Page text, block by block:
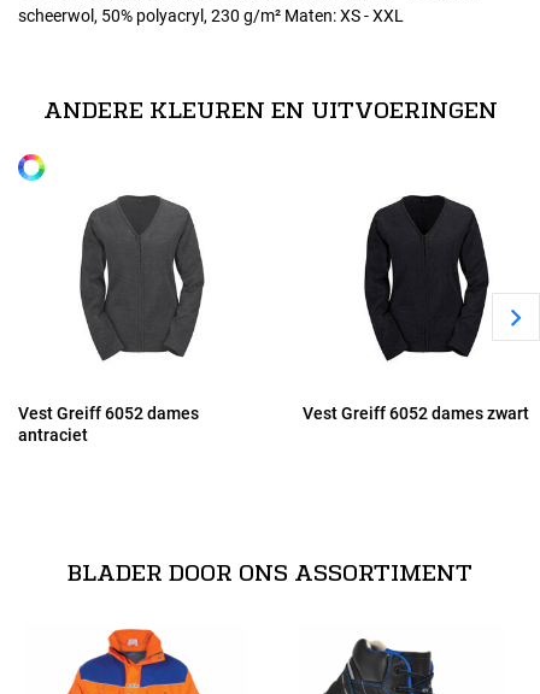
scheerwol, 50% polyacryl, 230 g/m² Maten: XS - XXL
S
Alle maten
ANDERE KLEUREN EN UITVOERINGEN
Vest Greiff 6052 dames
antraciet
Vest Greiff 6052 dames zwart
BLADER DOOR ONS ASSORTIMENT